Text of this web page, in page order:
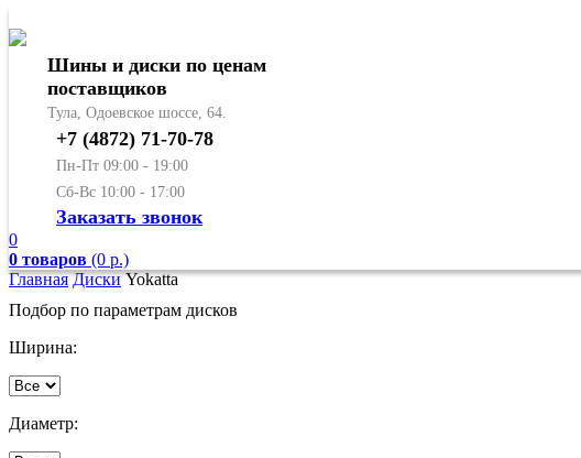
Шины и диски по ценам
поставщиков
Тула, Одоевское шоссе, 64.
+7 (4872) 71-70-78
Пн-Пт 09:00 - 19:00
Сб-Вс 10:00 - 17:00
Заказать звонок
0
0 товаров (0 р.)
Главная ДискиYokatta
Подбор по параметрам дисков
Ширина:
Диаметр: